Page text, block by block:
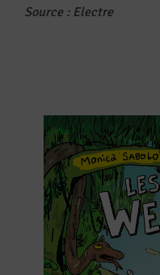
Source : Electre